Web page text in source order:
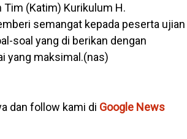
(Katim) Kurikulum H.
semangat kepada peserta ujian
soal yang di berikan dengan
yang maksimal.(nas)
dan follow kami di Google News